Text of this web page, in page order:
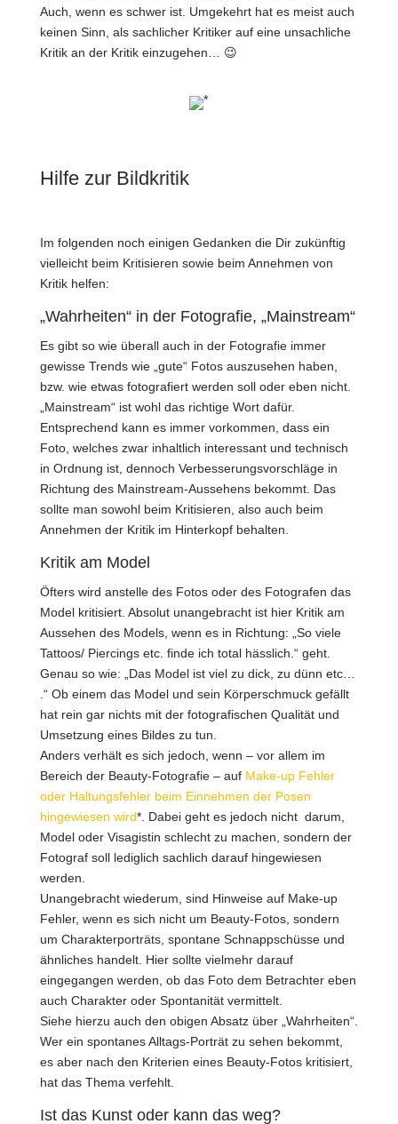
Auch, wenn es schwer ist. Umgekehrt hat es meist auch
keinen Sinn, als sachlicher Kritiker auf eine unsachliche
Kritik an der Kritik einzugehen… 😉
*
Hilfe zur Bildkritik
Im folgenden noch einigen Gedanken die Dir zukünftig
vielleicht beim Kritisieren sowie beim Annehmen von
Kritik helfen:
„Wahrheiten“ in der Fotografie, „Mainstream“
Es gibt so wie überall auch in der Fotografie immer
gewisse Trends wie „gute“ Fotos auszusehen haben,
bzw. wie etwas fotografiert werden soll oder eben nicht.
„Mainstream“ ist wohl das richtige Wort dafür.
Entsprechend kann es immer vorkommen, dass ein
Foto, welches zwar inhaltlich interessant und technisch
in Ordnung ist, dennoch Verbesserungsvorschläge in
Richtung des Mainstream-Aussehens bekommt. Das
sollte man sowohl beim Kritisieren, also auch beim
Annehmen der Kritik im Hinterkopf behalten.
Kritik am Model
Öfters wird anstelle des Fotos oder des Fotografen das
Model kritisiert. Absolut unangebracht ist hier Kritik am
Aussehen des Models, wenn es in Richtung: „So viele
Tattoos/ Piercings etc. finde ich total hässlich.“ geht.
Genau so wie: „Das Model ist viel zu dick, zu dünn etc…
.“ Ob einem das Model und sein Körperschmuck gefällt
hat rein gar nichts mit der fotografischen Qualität und
Umsetzung eines Bildes zu tun.
Anders verhält es sich jedoch, wenn – vor allem im
Bereich der Beauty-Fotografie – auf Make-up Fehler
oder Haltungsfehler beim Einnehmen der Posen
hingewiesen wird*. Dabei geht es jedoch nicht darum,
Model oder Visagistin schlecht zu machen, sondern der
Fotograf soll lediglich sachlich darauf hingewiesen
werden.
Unangebracht wiederum, sind Hinweise auf Make-up
Fehler, wenn es sich nicht um Beauty-Fotos, sondern
um Charakterporträts, spontane Schnappschüsse und
ähnliches handelt. Hier sollte vielmehr darauf
eingegangen werden, ob das Foto dem Betrachter eben
auch Charakter oder Spontanität vermittelt.
Siehe hierzu auch den obigen Absatz über „Wahrheiten“.
Wer ein spontanes Alltags-Porträt zu sehen bekommt,
es aber nach den Kriterien eines Beauty-Fotos kritisiert,
hat das Thema verfehlt.
Ist das Kunst oder kann das weg?